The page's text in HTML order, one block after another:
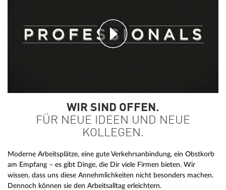
WIR SIND OFFEN.
FÜR NEUE IDEEN UND NEUE
KOLLEGEN.
Moderne Arbeitsplätze, eine gute Verkehrsanbindung, ein Obstkorb
am Empfang – es gibt Dinge, die Dir viele Firmen bieten. Wir
wissen, dass uns diese Annehmlichkeiten nicht besonders machen.
Dennoch können sie den Arbeitsalltag erleichtern.